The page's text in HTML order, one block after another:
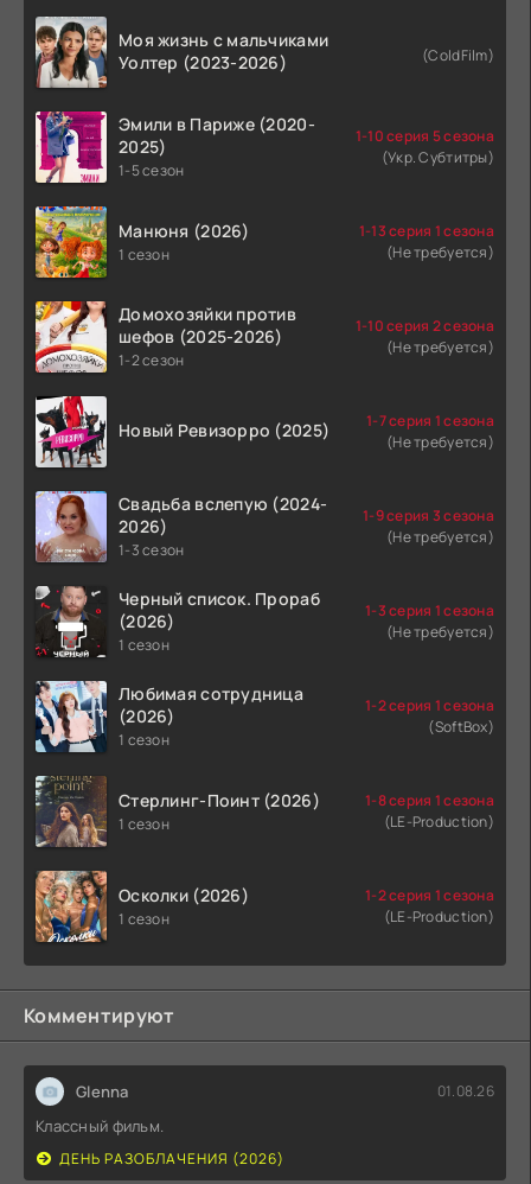
Моя жизнь с мальчиками
Уолтер (2023-2026)
(ColdFilm)
Эмили в Париже (2020-
2025)
1-5 сезон
1-10 серия 5 сезона
(Укр. Субтитры)
Манюня (2026)
1 сезон
1-13 серия 1 сезона
(Не требуется)
Домохозяйки против
шефов (2025-2026)
1-2 сезон
1-10 серия 2 сезона
(Не требуется)
Новый Ревизорро (2025)
1-7 серия 1 сезона
(Не требуется)
Свадьба вслепую (2024-
2026)
1-3 сезон
1-9 серия 3 сезона
(Не требуется)
Черный список. Прораб
(2026)
1 сезон
1-3 серия 1 сезона
(Не требуется)
Любимая сотрудница
(2026)
1 сезон
1-2 серия 1 сезона
(SoftBox)
Стерлинг-Поинт (2026)
1 сезон
1-8 серия 1 сезона
(LE-Production)
Осколки (2026)
1 сезон
1-2 серия 1 сезона
(LE-Production)
Комментируют
Glenna 01.08.26
Классный фильм.
ДЕНЬ РАЗОБЛАЧЕНИЯ (2026)